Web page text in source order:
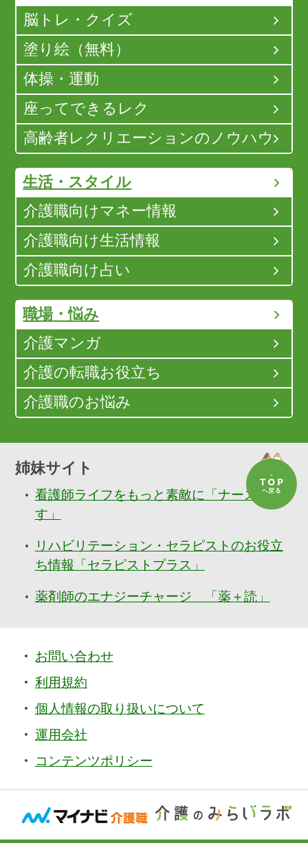
脳トレ・クイズ
塗り絵（無料）
体操・運動
座ってできるレク
高齢者レクリエーションのノウハウ
生活・スタイル
介護職向けマネー情報
介護職向け生活情報
介護職向け占い
職場・悩み
介護マンガ
介護の転職お役立ち
介護職のお悩み
姉妹サイト
看護師ライフをもっと素敵に「ナースぷら
す」
リハビリテーション・セラピストのお役立
ち情報「セラピストプラス」
薬剤師のエナジーチャージ 「薬＋読」
お問い合わせ
利用規約
個人情報の取り扱いについて
運用会社
コンテンツポリシー